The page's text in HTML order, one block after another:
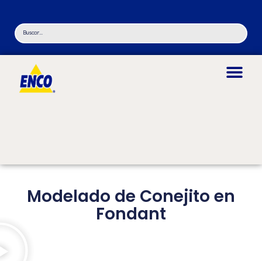
Modelado de Conejito en
Fondant